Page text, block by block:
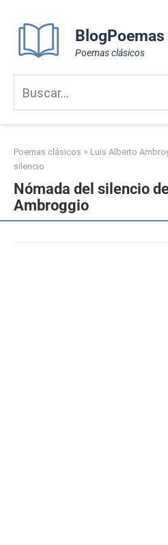
content
BlogPoemas
Poemas clásicos
Poemas clásicos > Luis Alberto
silencio
Nómada del silencio
Ambroggio